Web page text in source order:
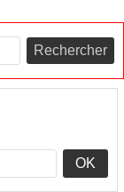
Rechercher
OK